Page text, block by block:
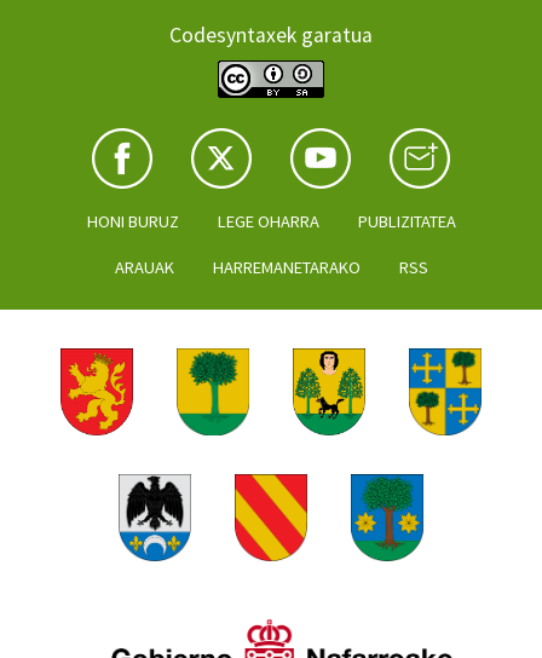
Codesyntaxek garatua
HONI BURUZ LEGE OHARRA PUBLIZITATEA
ARAUAK HARREMANETARAKO RSS